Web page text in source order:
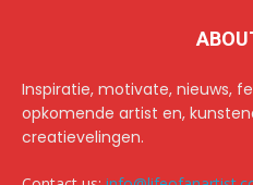
Inspiratie, motivate, nieuws,
opkomende artist en,
creatievelingen.